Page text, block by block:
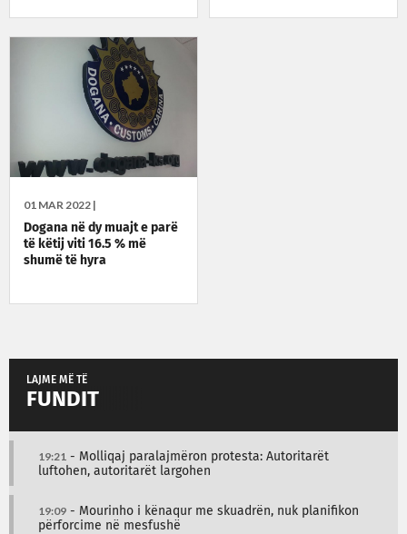
01 MAR 2022 |
Dogana në dy muajt e parë
të këtij viti 16.5 % më
shumë të hyra
LAJME MË TË
FUNDIT
19:21 - Molliqaj paralajmëron protesta: Autoritarët
luftohen, autoritarët largohen
19:09 - Mourinho i kënaqur me skuadrën, nuk planifikon
përforcime në mesfushë